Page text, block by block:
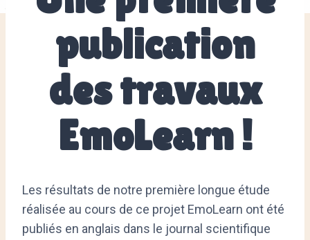
publication
des travaux
EmoLearn !
Les résultats de notre première longue étude
réalisée au cours de ce projet EmoLearn ont été
publiés en anglais dans le journal scientifique